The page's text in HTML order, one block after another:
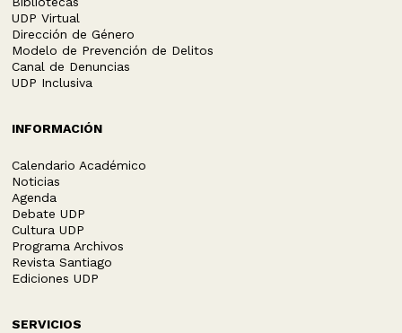
UDP Virtual
Dirección de Género
Modelo de Prevención de Delitos
Canal de Denuncias
UDP Inclusiva
INFORMACIÓN
Calendario Académico
Noticias
Agenda
Debate UDP
Cultura UDP
Programa Archivos
Revista Santiago
Ediciones UDP
SERVICIOS